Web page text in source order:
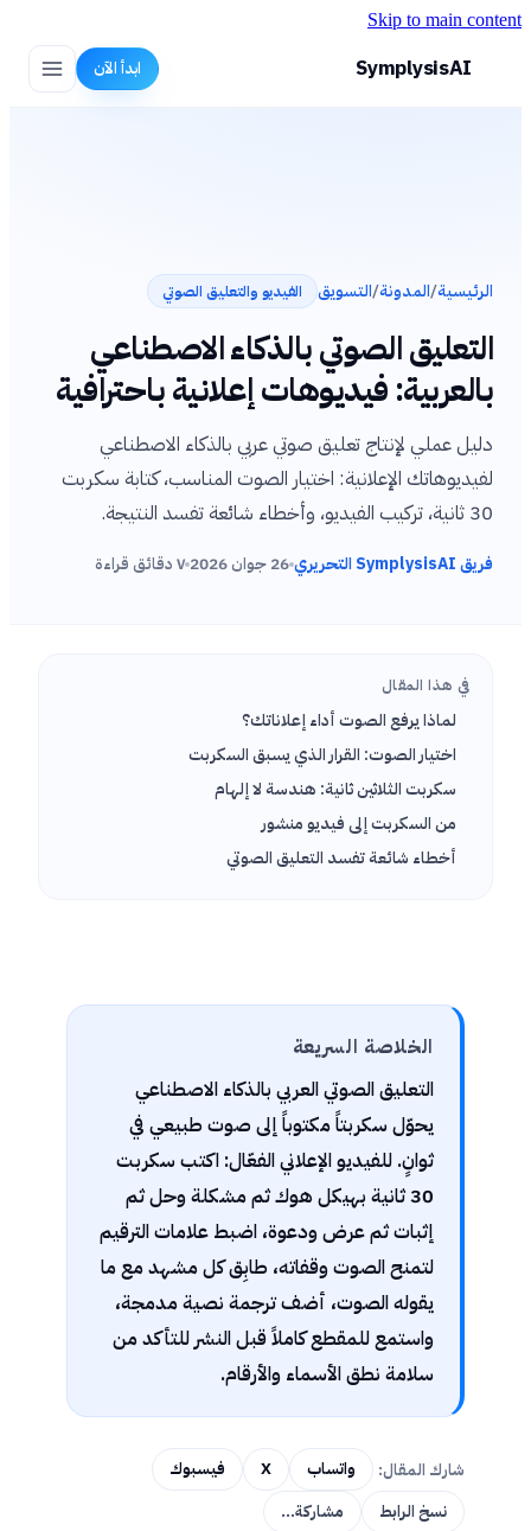
Skip to main content
SymplysisAI ابدأ الآن
الرئيسية/المدونة/التسويق الفيديو والتعليق الصوتي
التعليق الصوتي بالذكاء الاصطناعي
بالعربية: فيديوهات إعلانية باحترافية
دليل عملي لإنتاج تعليق صوتي عربي بالذكاء الاصطناعي
لفيديوهاتك الإعلانية: اختيار الصوت المناسب، كتابة سكربت
30 ثانية، تركيب الفيديو، وأخطاء شائعة تفسد النتيجة.
فريق SymplysisAI التحريري 26 جوان 2026 ٧ دقائق قراءة
الخلاصة السريعة
التعليق الصوتي العربي بالذكاء الاصطناعي
يحوّل سكربتاً مكتوباً إلى صوت طبيعي في
ثوانٍ. للفيديو الإعلاني الفعّال: اكتب سكربت
30 ثانية بهيكل هوك ثم مشكلة وحل ثم
إثبات ثم عرض ودعوة، اضبط علامات الترقيم
لتمنح الصوت وقفاته، طابِق كل مشهد مع ما
يقوله الصوت، أضف ترجمة نصية مدمجة،
واستمع للمقطع كاملاً قبل النشر للتأكد من
سلامة نطق الأسماء والأرقام.
شارك المقال: واتساب X
فيسبوك
نسخ الرابط
مشاركة…
في هذا المقال
لماذا يرفع الصوت أداء إعلاناتك؟
اختيار الصوت: القرار الذي يسبق السكربت
سكربت الثلاثين ثانية: هندسة لا إلهام
من السكربت إلى فيديو منشور
أخطاء شائعة تفسد التعليق الصوتي